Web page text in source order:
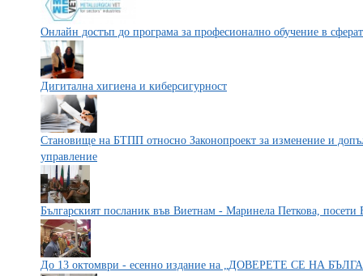
Онлайн достъп до програма за професионално обучение в
Дигитална хигиена и киберсигурност
Становище на БТПП относно Законопроект за изменение и
управление
Българският посланик във Виетнам - Маринела Петкова,
До 13 октомври - есенно издание на „ДОВЕРЕТЕ СЕ НА